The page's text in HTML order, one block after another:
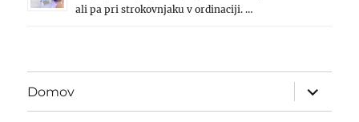
ali pa pri strokovnjaku v ordinaciji. …
Domov
expand
child
menu